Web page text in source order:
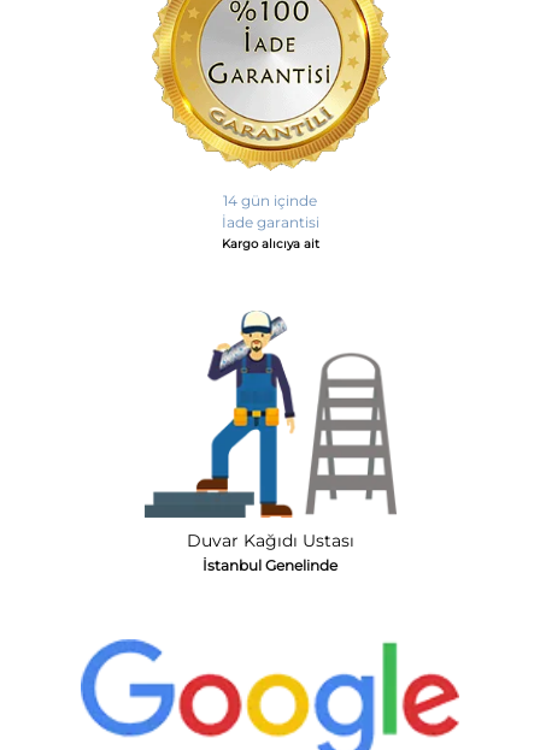
14 gün içinde
İade garantisi
Kargo alıcıya ait
Duvar Kağıdı Ustası
İstanbul Genelinde